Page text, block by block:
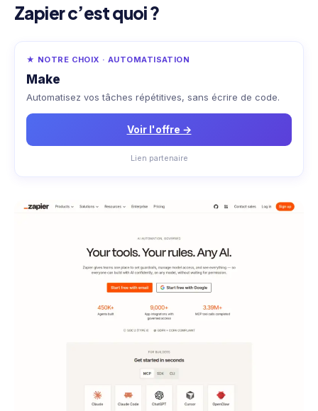
Zapier c’est quoi ?
★ NOTRE CHOIX · AUTOMATISATION
Make
Automatisez vos tâches répétitives, sans écrire de code.
Voir l'offre →
Lien partenaire